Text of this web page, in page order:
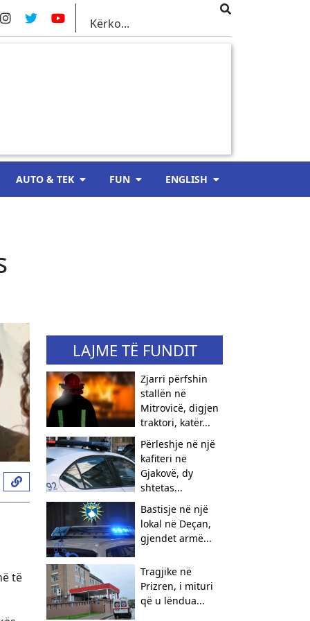
AUTO & TEK FUN ENGLISH
të
LAJME TË FUNDIT
Zjarri përfshin
stallën në
Mitrovicë, digjen
traktori, katër...
Përleshje në një
kafiteri në
Gjakovë, dy
shtetas...
Bastisje në një
lokal në Deçan,
gjendet armë...
Tragjike në
Prizren, i mituri
që u lëndua...